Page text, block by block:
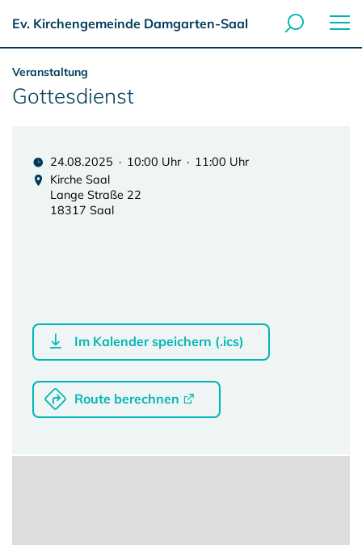
Ev. Kirchengemeinde Damgarten-Saal
Veranstaltung
Gottesdienst
24.08.2025 · 10:00 Uhr · 11:00 Uhr
Kirche Saal
Lange Straße 22
18317 Saal
Im Kalender speichern (.ics)
Route berechnen